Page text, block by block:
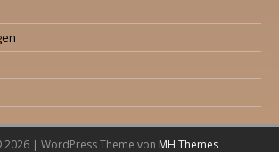
| WordPress Theme von MH Themes